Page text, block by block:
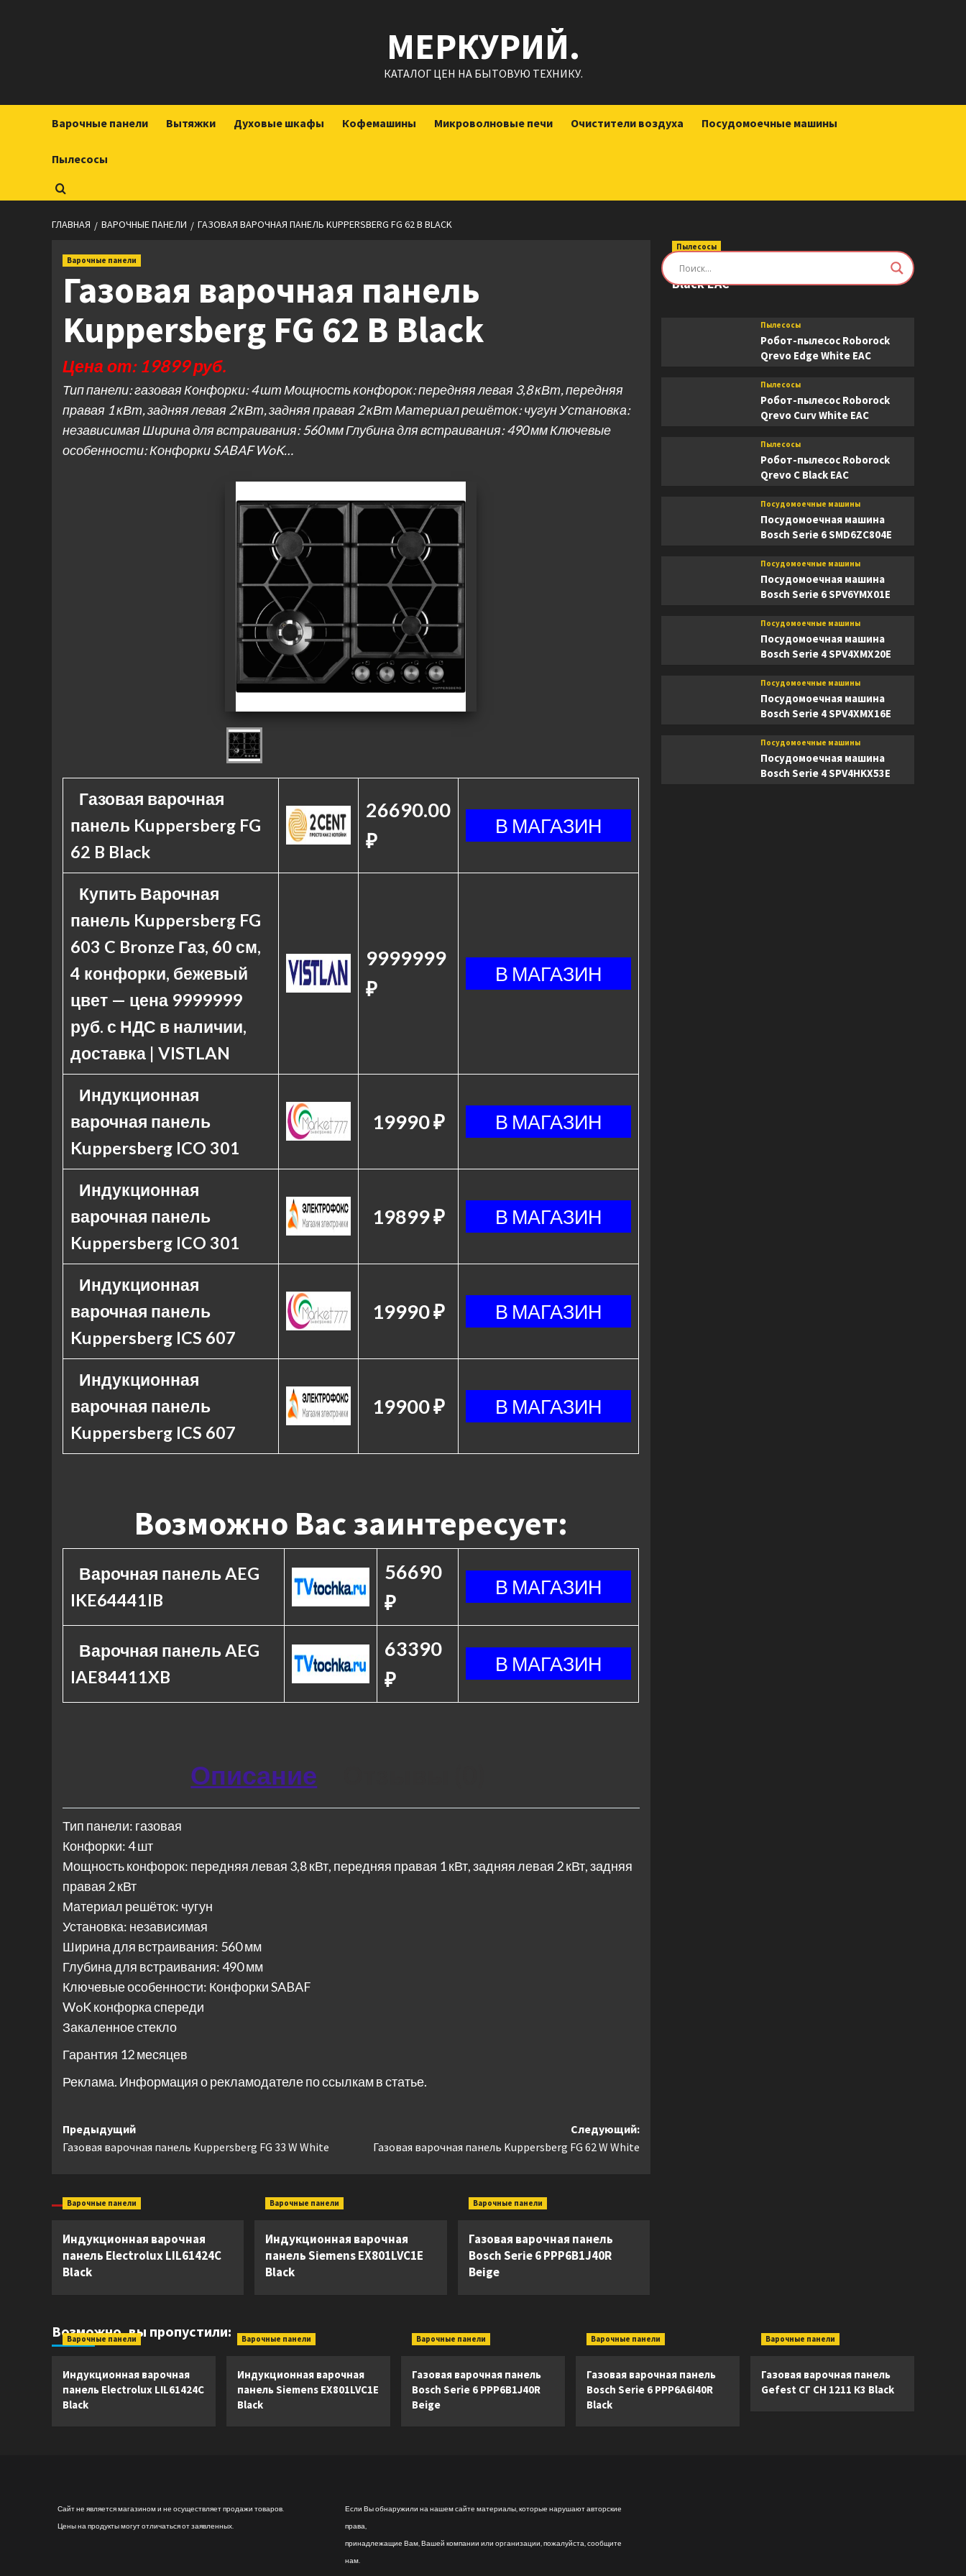
МЕРКУРИЙ.
КАТАЛОГ ЦЕН НА БЫТОВУЮ ТЕХНИКУ.
Варочные панели Вытяжки Духовые шкафы Кофемашины Микроволновые печи Очистители воздуха Посудомоечные машины
Пылесосы
ГЛАВНАЯ ВАРОЧНЫЕ ПАНЕЛИ ГАЗОВАЯ ВАРОЧНАЯ ПАНЕЛЬ KUPPERSBERG FG 62 B BLACK
Варочные панели
Газовая варочная панель
Kuppersberg FG 62 B Black
Цена от: 19899 руб.
Тип панели: газовая Конфорки: 4 шт Мощность конфорок: передняя левая 3,8 кВт, передняя
правая 1 кВт, задняя левая 2 кВт, задняя правая 2 кВт Материал решёток: чугун Установка:
независимая Ширина для встраивания: 560 мм Глубина для встраивания: 490 мм Ключевые
особенности: Конфорки SABAF WoK…
Газовая варочная
панель Kuppersberg FG
62 B Black
26690.00
₽
Купить Варочная
панель Kuppersberg FG
603 C Bronze Газ, 60 см,
4 конфорки, бежевый
цвет — цена 9999999
руб. с НДС в наличии,
доставка | VISTLAN
9999999
₽
Индукционная
варочная панель
Kuppersberg ICO 301
19990 ₽
Индукционная
варочная панель
Kuppersberg ICO 301
19899 ₽
Индукционная
варочная панель
Kuppersberg ICS 607
19990 ₽
Индукционная
варочная панель
Kuppersberg ICS 607
19900 ₽
Возможно Вас заинтересует:
Варочная панель AEG
IKE64441IB
56690
₽
Варочная панель AEG
IAE84411XB
63390
₽
Описание
Тип панели: газовая
Конфорки: 4 шт
Мощность конфорок: передняя левая 3,8 кВт, передняя правая 1 кВт, задняя левая 2 кВт, задняя
правая 2 кВт
Материал решёток: чугун
Установка: независимая
Ширина для встраивания: 560 мм
Глубина для встраивания: 490 мм
Ключевые особенности: Конфорки SABAF
WoK конфорка спереди
Закаленное стекло
Гарантия 12 месяцев
Реклама. Информация о рекламодателе по ссылкам в статье.
Навигация
записи
Предыдущий
Газовая варочная панель Kuppersberg FG 33 W White
Следующий:
Газовая варочная панель Kuppersberg FG 62 W White
Варочные панели
Индукционная варочная
панель Electrolux LIL61424C
Black
Варочные панели
Индукционная варочная
панель Siemens EX801LVC1E
Black
Варочные панели
Газовая варочная панель
Bosch Serie 6 PPP6B1J40R
Beige
Пылесосы
Робот-пылесос Roborock Saros Z70
Black EAC
Пылесосы
Робот-пылесос Roborock
Qrevo Edge White EAC
Пылесосы
Робот-пылесос Roborock
Qrevo Curv White EAC
Пылесосы
Робот-пылесос Roborock
Qrevo C Black EAC
Посудомоечные машины
Посудомоечная машина
Bosch Serie 6 SMD6ZC804E
Посудомоечные машины
Посудомоечная машина
Bosch Serie 6 SPV6YMX01E
Посудомоечные машины
Посудомоечная машина
Bosch Serie 4 SPV4XMX20E
Посудомоечные машины
Посудомоечная машина
Bosch Serie 4 SPV4XMX16E
Посудомоечные машины
Посудомоечная машина
Bosch Serie 4 SPV4HKX53E
Возможно, вы пропустили:
Варочные панели
Индукционная варочная
панель Electrolux LIL61424C
Black
Варочные панели
Индукционная варочная
панель Siemens EX801LVC1E
Black
Варочные панели
Газовая варочная панель
Bosch Serie 6 PPP6B1J40R
Beige
Варочные панели
Газовая варочная панель
Bosch Serie 6 PPP6A6I40R
Black
Варочные панели
Газовая варочная панель
Gefest СГ СН 1211 К3 Black
Сайт не является магазином и не осуществляет продажи товаров.
Цены на продукты могут отличаться от заявленных.
Если Вы обнаружили на нашем сайте материалы, которые нарушают авторские
права,
принадлежащие Вам, Вашей компании или организации, пожалуйста, сообщите
нам.